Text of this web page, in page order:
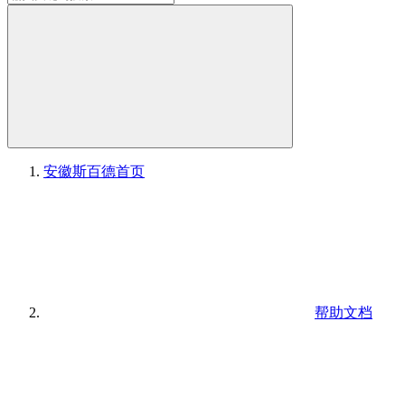
安徽斯百德首页
帮助文档